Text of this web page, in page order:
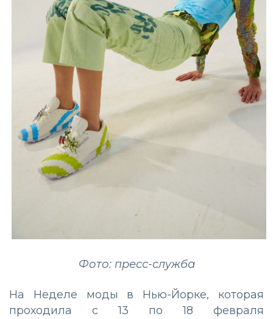
Фото: пресс-служба
На Неделе моды в Нью-Йорке, которая
проходила с 13 по 18 февраля